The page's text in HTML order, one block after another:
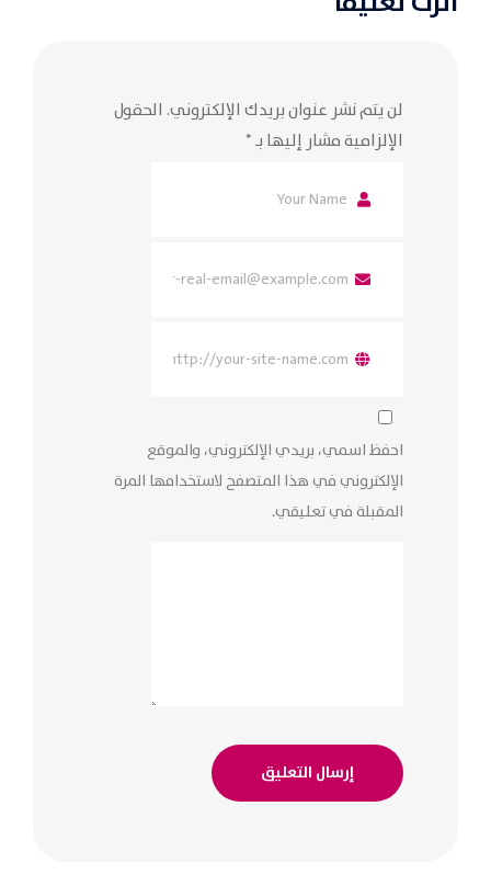
لن يتم نشر عنوان بريدك الإلكتروني. الحقول
الإلزامية مشار إليها بـ*
احفظ اسمي، بريدي الإلكتروني، والموقع
الإلكتروني في هذا المتصفح لاستخدامها المرة
المقبلة في تعليقي.